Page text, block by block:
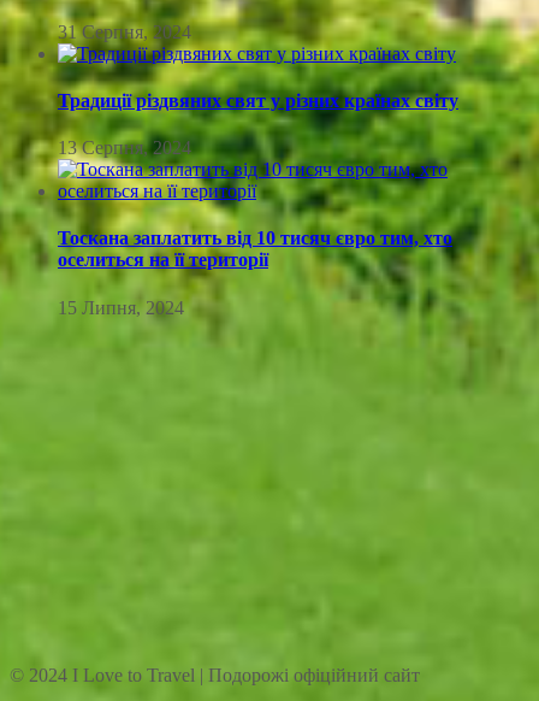
31 Серпня, 2024
Традиції різдвяних свят у різних країнах світу
13 Серпня, 2024
Тоскана заплатить від 10 тисяч євро тим, хто
оселиться на її території
15 Липня, 2024
© 2024 I Love to Travel | Подорожі офіційний сайт